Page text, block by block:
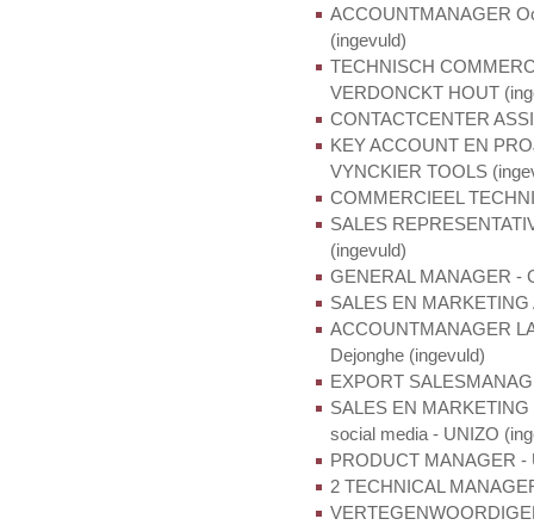
ACCOUNTMANAGER
(ingevuld)
TECHNISCH
VERDONCKT HOUT
CONTACTCENTER
KEY ACCOUNT EN
VYNCKIER TOOLS
COMMERCIEEL
SALES
(ingevuld)
GENERAL MANAGER -
SALES EN
ACCOUNTMANAGER
Dejonghe (ingevuld)
EXPORT
SALES EN
social media - UNIZO
PRODUCT MANAGER -
2 TECHNICAL